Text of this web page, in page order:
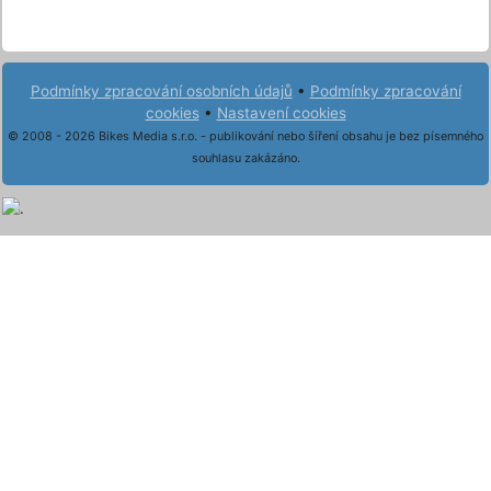
Podmínky zpracování osobních údajů • Podmínky zpracování
cookies• Nastavení cookies
© 2008 - 2026 Bikes Media s.r.o. - publikování nebo šíření obsahu je bez písemného
souhlasu zakázáno.